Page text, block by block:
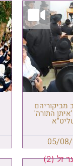
מביקוריהם
התורה'
05/